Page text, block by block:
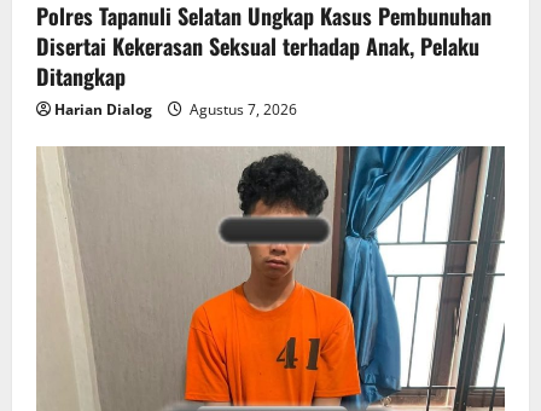
Polres Tapanuli Selatan Ungkap Kasus Pembunuhan
Disertai Kekerasan Seksual terhadap Anak, Pelaku
Ditangkap
Harian Dialog Agustus 7, 2026